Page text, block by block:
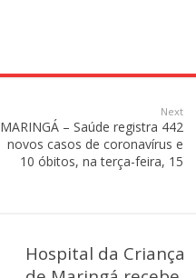
Next
MARINGÁ – Saúde registra 442
novos casos de coronavírus e
10 óbitos, na terça-feira, 15
Hospital da Criança